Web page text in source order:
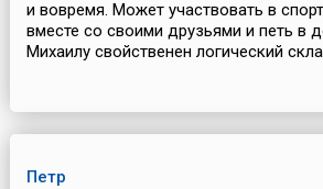
и вовремя. Может участвовать в
вместе со своими друзьями и петь в
Михаилу свойственен логический
Петр